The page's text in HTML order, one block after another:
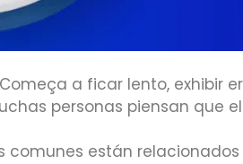
Começa a ficar lento, exhibir
personas piensan que
comunes están